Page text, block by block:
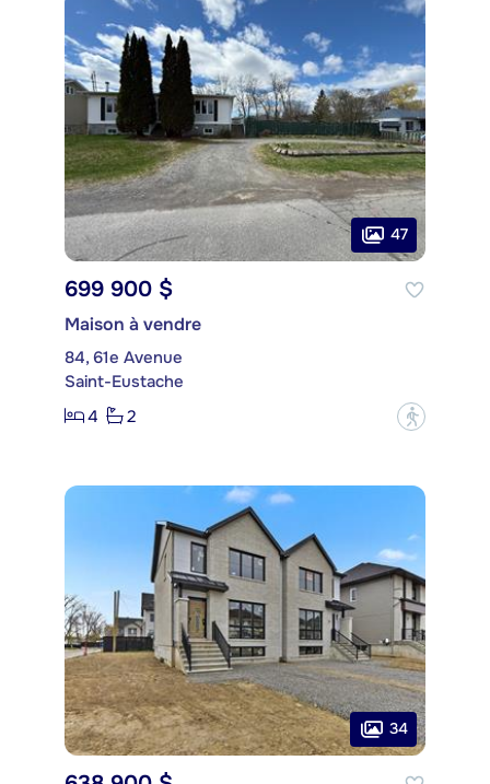
47
699 900 $
Maison à vendre
84, 61e Avenue
Saint-Eustache
4
2 ?
34